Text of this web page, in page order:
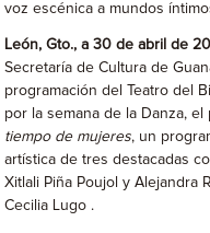
voz escénica a mundos
León, Gto., a 30 de abril de
Secretaría de Cultura de
programación del Teatro del
por la semana de la Danza,
tiempo de mujeres, un
artística de tres destacadas
Xitlali Piña Poujol y Alejandra
Cecilia Lugo .